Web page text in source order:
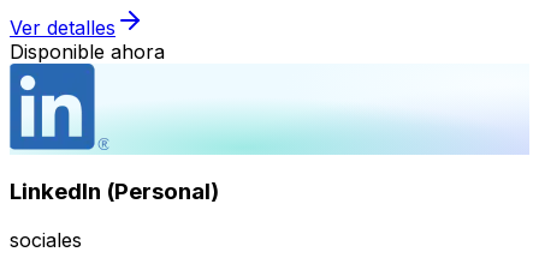
Ver detalles
Disponible ahora
LinkedIn (Personal)
sociales